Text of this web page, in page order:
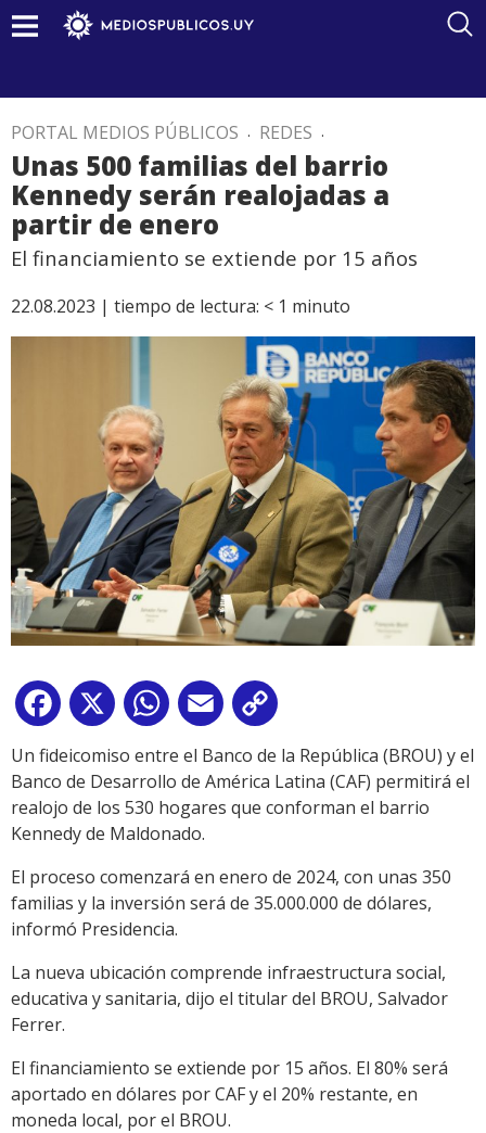
PORTAL MEDIOS PÚBLICOS . REDES .
Unas 500 familias del barrio
Kennedy serán realojadas a
partir de enero
El financiamiento se extiende por 15 años
22.08.2023 | tiempo de lectura: < 1 minuto
Facebook
X WhatsApp
Email
Link
Un fideicomiso entre el Banco de la República (BROU) y el
Banco de Desarrollo de América Latina (CAF) permitirá el
realojo de los 530 hogares que conforman el barrio
Kennedy de Maldonado.
El proceso comenzará en enero de 2024, con unas 350
familias y la inversión será de 35.000.000 de dólares,
informó Presidencia.
La nueva ubicación comprende infraestructura social,
educativa y sanitaria, dijo el titular del BROU, Salvador
Ferrer.
El financiamiento se extiende por 15 años. El 80% será
aportado en dólares por CAF y el 20% restante, en
moneda local, por el BROU.